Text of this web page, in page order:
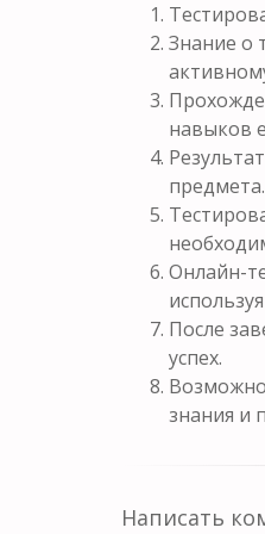
Знание о
навыков
предмета.
Онлайн-
После
успех.
знания и
Написать